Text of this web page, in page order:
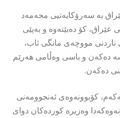
بە سەرۆكایەتیی محەمەد
كۆ دەبێتەوە و بەپێی
ناردنی مووچەی مانگی ئاب،
دەكەن و باسی وەڵامی هەرێم
تشرینی یەكەم، كۆبوونەوەی ئەنجوومەنی
وەزیرە كوردەكان دوای